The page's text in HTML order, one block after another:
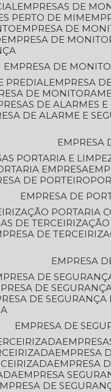
EMPRESAS DE
PERTO DE MIM
EMPRESA DE
EMPRESA DE
EMPRESA DE
PREDIAL
EMPRESA
DE
DE ALARMES
DE ALARME E
EMPRESA
PORTARIA E
EMPRESA
DE PORTEIRO
EMPRESA DE
PORTARIA
DE
DE
EMPRESA
DE
DE
DE
EMPRESA DE
EMPRESA
EMPRESA
EMPRESA
EMPRESA DE